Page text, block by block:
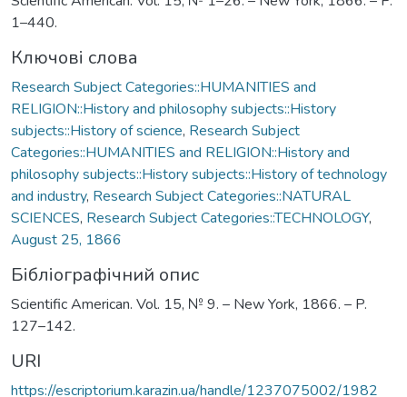
1–440.
Ключові слова
Research Subject Categories::HUMANITIES and
RELIGION::History and philosophy subjects::History
subjects::History of science, Research Subject
Categories::HUMANITIES and RELIGION::History and
philosophy subjects::History subjects::History of technology
and industry, Research Subject Categories::NATURAL
SCIENCES, Research Subject Categories::TECHNOLOGY,
August 25, 1866
Бібліографічний опис
Scientific American. Vol. 15, № 9. – New York, 1866. – P.
127–142.
URI
https://escriptorium.karazin.ua/handle/1237075002/1982